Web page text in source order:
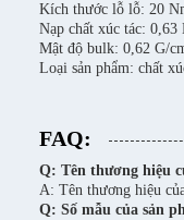
Kích thước lỗ lỗ: 20
Nạp chất xúc tác: 0,63
Mật độ bulk: 0,62 G/
Loại sản phẩm: chất
FAQ:
Q: Tên thương hiệu
A: Tên thương hiệu
Q: Số mẫu của sản